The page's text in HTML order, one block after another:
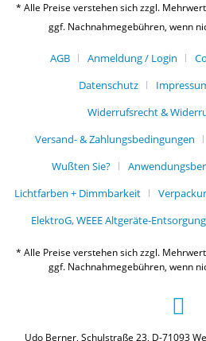
* Alle Preise verstehen sich zzgl.
ggf. Nachnahmegebühren, wenn
AGB Anmeldung / Login
Datenschutz
Widerrufsrecht &
Versand- & Zahlungsbedingungen
Wußten Sie?
Lichtfarben + Dimmbarkeit
ElektroG, WEEE Altgeräte-Entsorgung
* Alle Preise verstehen sich zzgl.
ggf. Nachnahmegebühren, wenn
Udo Berner, Schulstraße 23, D-71093